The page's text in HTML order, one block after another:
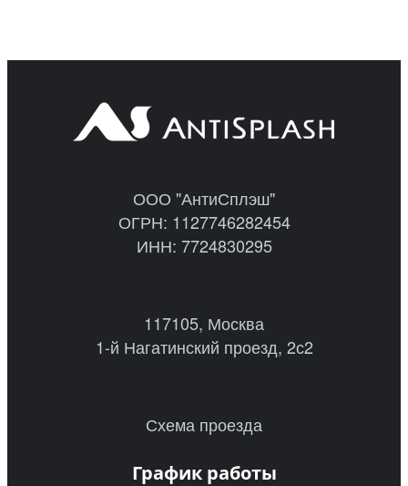
ООО "АнтиСплэш"
ОГРН: 1127746282454
ИНН: 7724830295
117105, Москва
1-й Нагатинский проезд, 2с2
Схема проезда
График работы